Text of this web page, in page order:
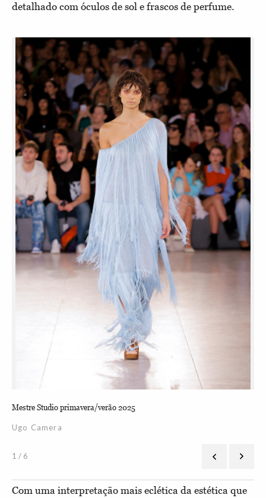
detalhado com óculos de sol e frascos de perfume.
Mestre Studio primavera/verão 2025
Ugo Camera
1 / 6
Com uma interpretação mais eclética da estética que